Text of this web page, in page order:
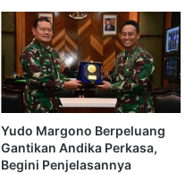
Yudo Margono Berpeluang
Gantikan Andika Perkasa,
Begini Penjelasannya